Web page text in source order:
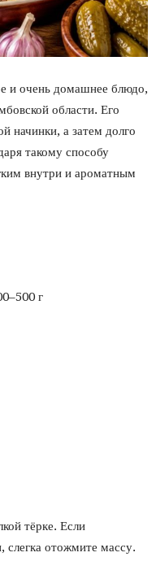
и очень домашнее блюдо,
области. Его
начинки, а затем долго
такому способу
внутри и ароматным
г
тёрке. Если
слегка отожмите массу.